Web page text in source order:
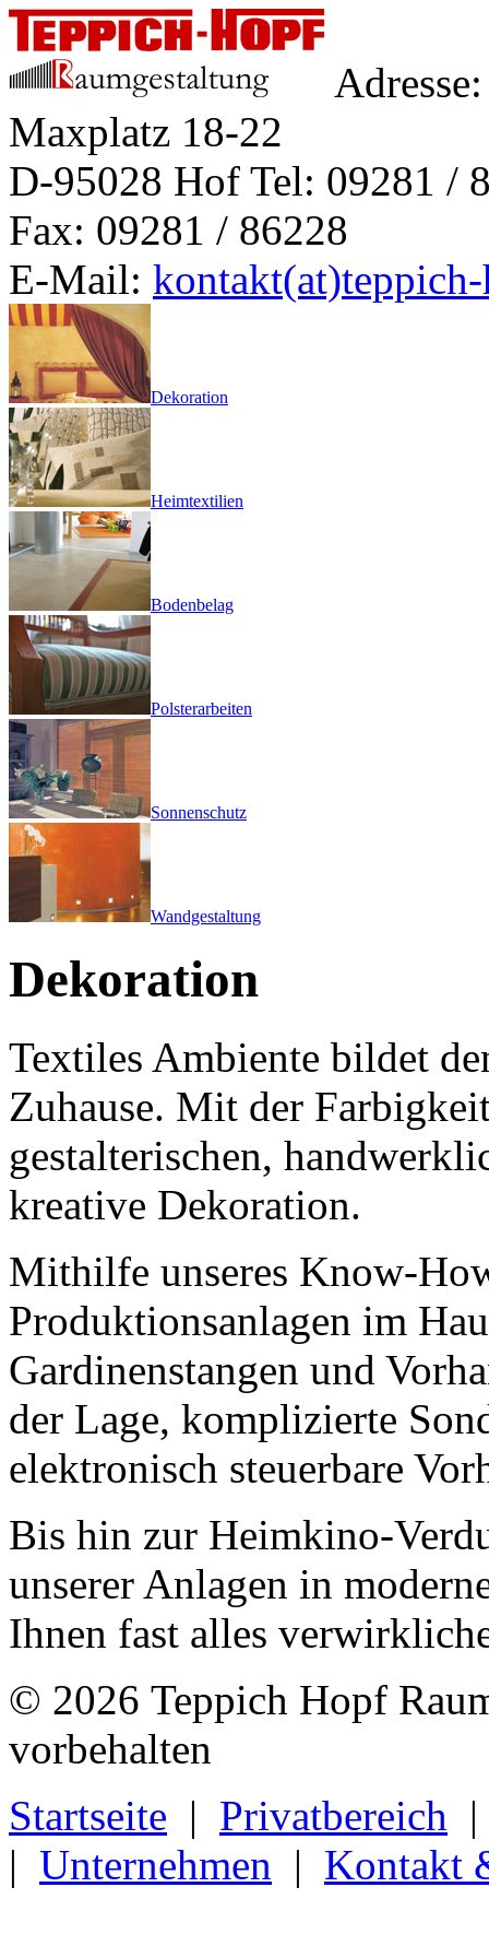
Adresse:
Maxplatz 18-22
D-95028 Hof Tel: 09281 /
Fax: 09281 / 86228
E-Mail:
Dekoration
Heimtextilien
Bodenbelag
Polsterarbeiten
Sonnenschutz
Wandgestaltung
Dekoration
Textiles Ambiente bildet
Zuhause. Mit der
gestalterischen,
kreative Dekoration.
Mithilfe unseres Know-
Produktionsanlagen im
Gardinenstangen und
der Lage, komplizierte
elektronisch steuerbare
Bis hin zur Heimkino-
unserer Anlagen in
Ihnen fast alles
© 2026 Teppich Hopf
vorbehalten
Startseite | Privatbereich
| Unternehmen | Kontakt